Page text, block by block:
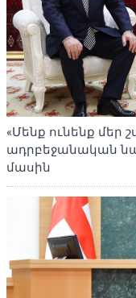
«Մենք ունենք մեր
ադրբեջանական
մասին